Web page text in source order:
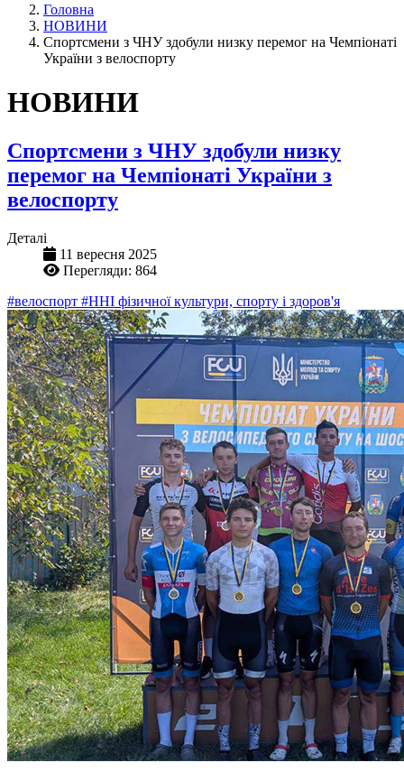
Головна
НОВИНИ
Спортсмени з ЧНУ здобули низку перемог на Чемпіонаті
України з велоспорту
НОВИНИ
Спортсмени з ЧНУ здобули низку
перемог на Чемпіонаті України з
велоспорту
Деталі
11 вересня 2025
Перегляди: 864
#велоспорт #ННІ фізичної культури, спорту і здоров'я